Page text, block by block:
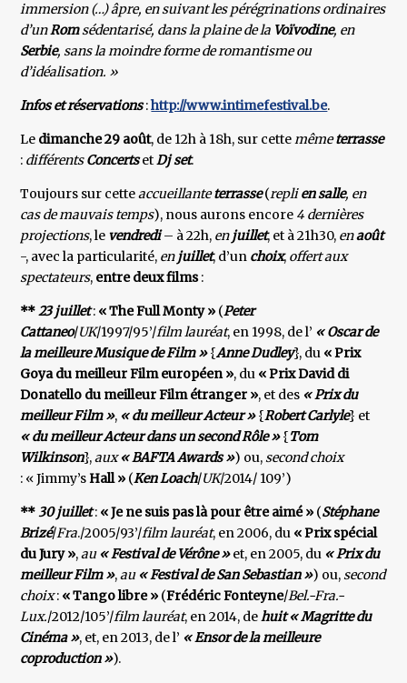
immersion (…) âpre, en suivant les pérégrinations ordinaires
d’unRomsédentarisé, dans la plaine de la Voïvodine, en
Serbie, sans la moindre forme de romantisme ou
d’idéalisation. »
Infos et réservations:http://www.intimefestival.be.
Le dimanche 29 août, de 12h à 18h, sur cettemêmeterrasse
: différentsConcertsetDj set.
Toujours sur cetteaccueillanteterrasse(replien salle, en
cas de mauvais temps), nous aurons encore 4 dernières
projections, le vendredi– à 22h, enjuillet, et à 21h30, enaoût
-, avec la particularité, enjuillet, d’un choix, offert aux
spectateurs, entre deux films:
**23 juillet: « The Full Monty » (Peter
Cattaneo/UK/1997/95’/film lauréat, en 1998, de l’ « Oscar de
la meilleure Musique de Film»{Anne Dudley}, du « Prix
Goya du meilleur Film européen », du « Prix David di
Donatello du meilleur Film étranger », et des « Prix du
meilleur Film », « du meilleur Acteur »{Robert Carlyle} et
« du meilleur Acteur dans un second Rôle »{Tom
Wilkinson},aux « BAFTA Awards ») ou,second choix
: « Jimmy’sHall » (Ken Loach/UK/2014/ 109’)
**30 juillet: « Je ne suis pas là pour être aimé » (Stéphane
Brizé/Fra./2005/93’/film lauréat, en 2006, du « Prix spécial
du Jury »,au « Festival de Vérône »et, en 2005, du « Prix du
meilleur Film »,au « Festival de SanSebastian ») ou,second
choix: « Tango libre » (Frédéric Fonteyne/Bel.-Fra.-
Lux./2012/105’/film lauréat, en 2014, dehuit « Magritte du
Cinéma », et, en 2013, de l’ « Ensor de la meilleure
coproduction »).